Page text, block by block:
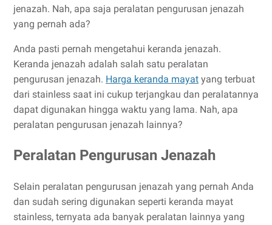
jenazah. Nah, apa saja peralatan pengurusan jenazah
yang pernah ada?
Anda pasti pernah mengetahui keranda jenazah.
Keranda jenazah adalah salah satu peralatan
pengurusan jenazah. Harga keranda mayat yang terbuat
dari stainless saat ini cukup terjangkau dan peralatannya
dapat digunakan hingga waktu yang lama. Nah, apa
peralatan pengurusan jenazah lainnya?
Peralatan Pengurusan Jenazah
Selain peralatan pengurusan jenazah yang pernah Anda
dan sudah sering digunakan seperti keranda mayat
stainless, ternyata ada banyak peralatan lainnya yang